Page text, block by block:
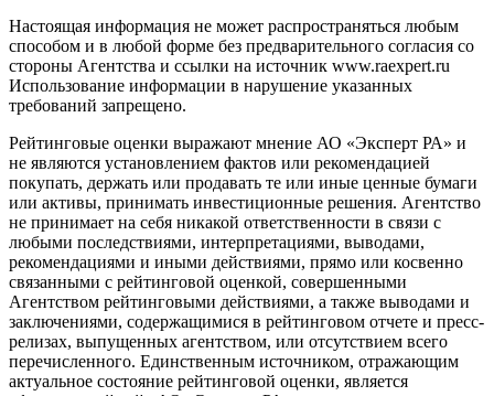
Настоящая информация не может распространяться любым
способом и в любой форме без предварительного согласия со
стороны Агентства и ссылки на источник www.raexpert.ru
Использование информации в нарушение указанных
требований запрещено.
Рейтинговые оценки выражают мнение АО «Эксперт РА» и
не являются установлением фактов или рекомендацией
покупать, держать или продавать те или иные ценные бумаги
или активы, принимать инвестиционные решения. Агентство
не принимает на себя никакой ответственности в связи с
любыми последствиями, интерпретациями, выводами,
рекомендациями и иными действиями, прямо или косвенно
связанными с рейтинговой оценкой, совершенными
Агентством рейтинговыми действиями, а также выводами и
заключениями, содержащимися в рейтинговом отчете и пресс-
релизах, выпущенных агентством, или отсутствием всего
перечисленного. Единственным источником, отражающим
актуальное состояние рейтинговой оценки, является